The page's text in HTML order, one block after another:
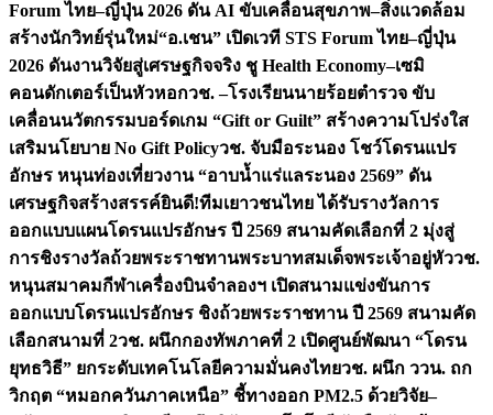
Forum ไทย–ญี่ปุ่น 2026 ดัน AI ขับเคลื่อนสุขภาพ–สิ่งแวดล้อม
สร้างนักวิทย์รุ่นใหม่“อ.เชน” เปิดเวที STS Forum ไทย–ญี่ปุ่น
2026 ดันงานวิจัยสู่เศรษฐกิจจริง ชู Health Economy–เซมิ
คอนดักเตอร์เป็นหัวหอกวช. –โรงเรียนนายร้อยตำรวจ ขับ
เคลื่อนนวัตกรรมบอร์ดเกม “Gift or Guilt” สร้างความโปร่งใส
เสริมนโยบาย No Gift Policyวช. จับมือระนอง โชว์โดรนแปร
อักษร หนุนท่องเที่ยวงาน “อาบน้ำแร่แลระนอง 2569” ดัน
เศรษฐกิจสร้างสรรค์ยินดี!ทีมเยาวชนไทย ได้รับรางวัลการ
ออกแบบแผนโดรนแปรอักษร ปี 2569 สนามคัดเลือกที่ 2 มุ่งสู่
การชิงรางวัลถ้วยพระราชทานพระบาทสมเด็จพระเจ้าอยู่หัววช.
หนุนสมาคมกีฬาเครื่องบินจำลองฯ เปิดสนามแข่งขันการ
ออกแบบโดรนแปรอักษร ชิงถ้วยพระราชทาน ปี 2569 สนามคัด
เลือกสนามที่ 2วช. ผนึกกองทัพภาคที่ 2 เปิดศูนย์พัฒนา “โดรน
ยุทธวิธี” ยกระดับเทคโนโลยีความมั่นคงไทยวช. ผนึก ววน. ถก
วิกฤต “หมอกควันภาคเหนือ” ชี้ทางออก PM2.5 ด้วยวิจัย–